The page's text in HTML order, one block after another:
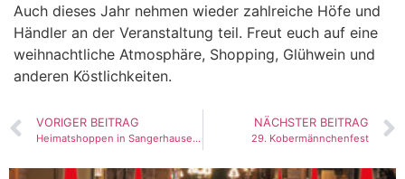
Auch dieses Jahr nehmen wieder zahlreiche Höfe und
Händler an der Veranstaltung teil. Freut euch auf eine
weihnachtliche Atmosphäre, Shopping, Glühwein und
anderen Köstlichkeiten.
VORIGER BEITRAG
Heimatshoppen in Sangerhausen (06-08.10.2023)
NÄCHSTER BEITRAG
29. Kobermännchenfest